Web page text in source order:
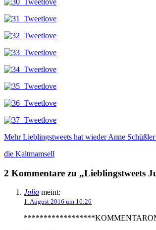
Mehr Lieblingstweets hat wieder Anne Schüßler
die Kaltmamsell
2 Kommentare zu „Lieblingstweets
Julia meint:
1. August 2016 um 16:26